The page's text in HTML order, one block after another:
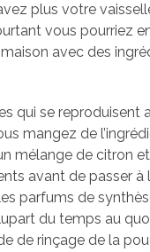
plus votre
vous pourriez
maison avec des
qui se reproduisent
mangez de
mélange de citron
avant de passer à
parfums de
du temps au
de rinçage de la